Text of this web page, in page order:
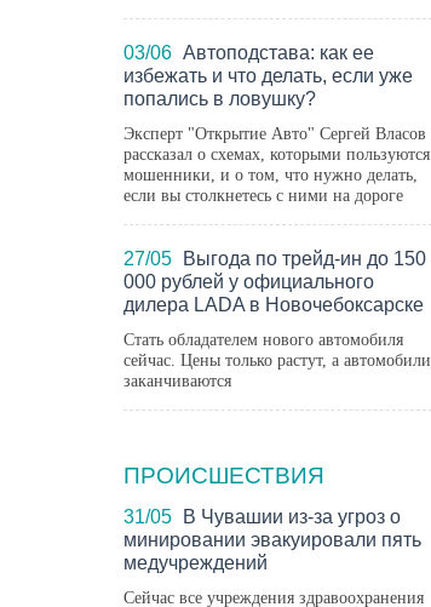
03/06 Автоподстава: как ее
избежать и что делать, если уже
попались в ловушку?
Эксперт "Открытие Авто" Сергей Власов
рассказал о схемах, которыми пользуются
мошенники, и о том, что нужно делать,
если вы столкнетесь с ними на дороге
27/05
Выгода по трейд-ин до 150
000 рублей у официального
дилера LADA в Новочебоксарске
Стать обладателем нового автомобиля
сейчас. Цены только растут, а автомобили
заканчиваются
ПРОИСШЕСТВИЯ
31/05
В Чувашии из-за угроз о
минировании эвакуировали пять
медучреждений
Сейчас все учреждения здравоохранения